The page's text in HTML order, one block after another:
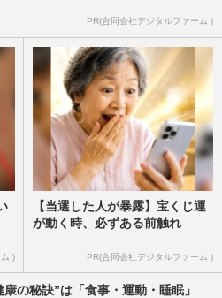
PR(合同会社デジタルファーム )
)
【当選した人が暴露】宝くじ運
が動く時、必ずある前触れ
PR(合同会社デジタルファーム )
の秘訣”は「食事・運動・睡眠」